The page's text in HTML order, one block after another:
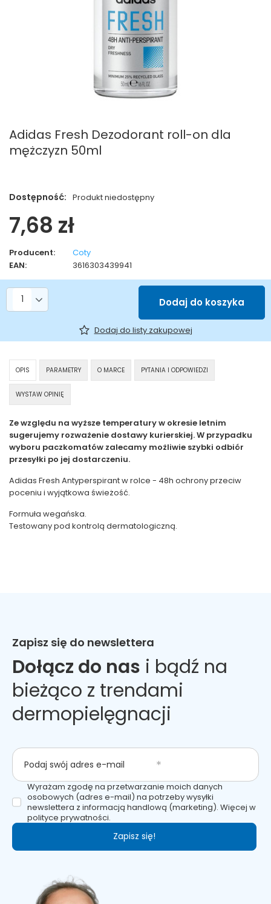
Adidas Fresh Dezodorant roll-on dla
mężczyzn 50ml
Dostępność: Produkt niedostępny
7,68 zł
Producent:
Coty
EAN:
3616303439941
Liczba produktów
Dodaj do koszyka
Dodaj do listy zakupowej
OPIS PARAMETRY O MARCE PYTANIA I ODPOWIEDZI
WYSTAW OPINIĘ
Ze względu na wyższe temperatury w okresie letnim
sugerujemy rozważenie dostawy kurierskiej. W przypadku
wyboru paczkomatów zalecamy możliwie szybki odbiór
przesyłki po jej dostarczeniu.
Adidas Fresh Antyperspirant w rolce - 48h ochrony przeciw
poceniu i wyjątkowa świeżość.
Formuła wegańska.
Testowany pod kontrolą dermatologiczną.
Zapisz się do newslettera
Dołącz do nas i bądź na
bieżąco z trendami
dermopielęgnacji
Podaj swój adres e-mail
Wyrażam zgodę na przetwarzanie moich danych
osobowych (adres e-mail) na potrzeby wysyłki
newslettera z informacją handlową (marketing). Więcej w
polityce prywatności.
Zapisz się!